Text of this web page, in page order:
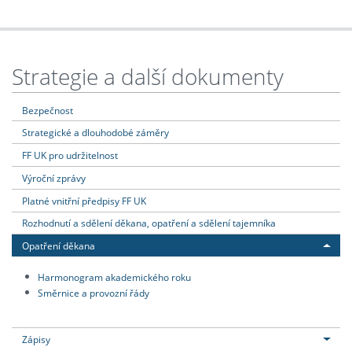
Strategie a další dokumenty
Bezpečnost
Strategické a dlouhodobé záměry
FF UK pro udržitelnost
Výroční zprávy
Platné vnitřní předpisy FF UK
Rozhodnutí a sdělení děkana, opatření a sdělení tajemníka
Opatření děkana
Harmonogram akademického roku
Směrnice a provozní řády
Zápisy